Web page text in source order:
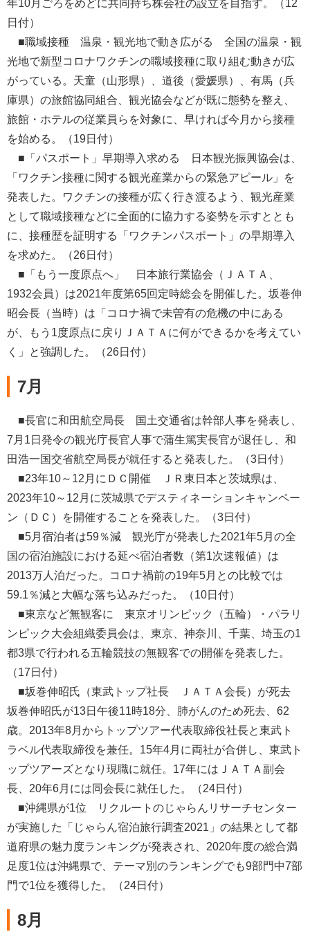
年10月ごろをめどに共同持ち株会社の設立を目指す。（12
日付）
■職域接種 温泉・観光地で動き広がる 全国の温泉・観
光地で新型コロナワクチンの職域接種に取り組む動きが広
がっている。天童（山形県）、道後（愛媛県）、有馬（兵
庫県）の旅館協同組合、観光協会などが既に態勢を整え、
旅館・ホテルの従業員らを対象に、早ければ今月から接種
を始める。（19日付）
■「パスポート」早期導入求める 日本観光振興協会は、
「ワクチン接種に関する観光産業からの緊急アピール」を
発表した。ワクチンの接種が広く行き渡るよう、観光産業
として職域接種などに全面的に協力する姿勢を示すととも
に、接種歴を証明する「ワクチンパスポート」の早期導入
を求めた。（26日付）
■「もう一度原点へ」 日本旅行業協会（ＪＡＴＡ、
1932会員）は2021年度第65回定時総会を開催した。坂巻伸
昭会長（当時）は「コロナ禍で未曽有の危機の中にある
が、もう1度原点に戻りＪＡＴＡに何ができるかを考えてい
く」と強調した。（26日付）
7月
■長官に和田航空局長 国土交通省は幹部人事を発表し、
7月1日発令の観光庁長官人事で蒲生篤実長官が退任し、和
田浩一国交省航空局長が就任すると発表した。（3日付）
■23年10～12月にＤＣ開催 ＪＲ東日本と茨城県は、
2023年10～12月に茨城県でデスティネーションキャンペー
ン（ＤＣ）を開催することを発表した。（3日付）
■5月宿泊者は59％減 観光庁が発表した2021年5月の全
国の宿泊施設における延べ宿泊者数（第1次速報値）は
2013万人泊だった。コロナ禍前の19年5月との比較では
59.1％減と大幅な落ち込みだった。（10日付）
■東京など無観客に 東京オリンピック（五輪）・パラリ
ンピック大会組織委員会は、東京、神奈川、千葉、埼玉の1
都3県で行われる五輪競技の無観客での開催を発表した。
（17日付）
■坂巻伸昭氏（東武トップ社長 ＪＡＴＡ会長）が死去
坂巻伸昭氏が13日午後11時18分、肺がんのため死去、62
歳。2013年8月からトップツアー代表取締役社長と東武ト
ラベル代表取締役を兼任。15年4月に両社が合併し、東武ト
ップツアーズとなり現職に就任。17年にはＪＡＴＡ副会
長、20年6月には同会長に就任した。（24日付）
■沖縄県が1位 リクルートのじゃらんリサーチセンター
が実施した「じゃらん宿泊旅行調査2021」の結果として都
道府県の魅力度ランキングが発表され、2020年度の総合満
足度1位は沖縄県で、テーマ別のランキングでも9部門中7部
門で1位を獲得した。（24日付）
8月